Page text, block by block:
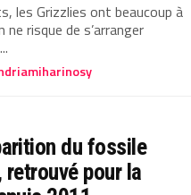
les Grizzlies ont beaucoup à
ne risque de s’arranger
du fossile
retrouvé pour la